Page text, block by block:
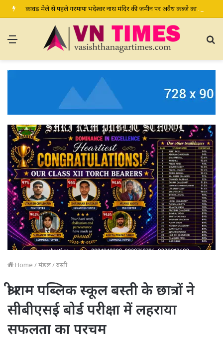
कावड़ मेले से पहले गरमाया भदेश्वर नाथ मंदिर की जमीन पर अवैध कब्जे का मामला, प्रशासन से मामले में हस्तक्षेप की मांग
Menu
Home /मंडल/बस्ती
श्री राम पब्लिक स्कूल बस्ती के छात्रों ने
सीबीएसई बोर्ड परीक्षा में लहराया
सफलता का परचम